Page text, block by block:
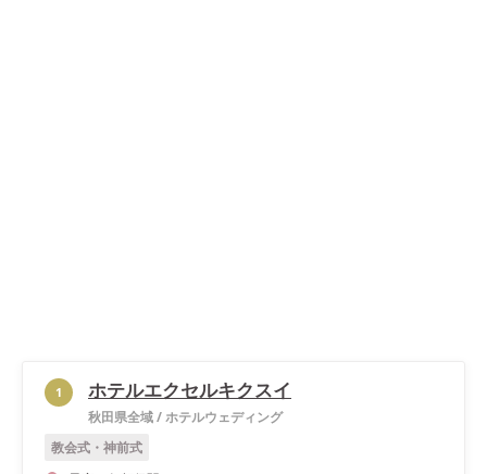
1
秋田県全域/ホテルウェディング
ホテルエクセルキクスイ
教会式・神前式